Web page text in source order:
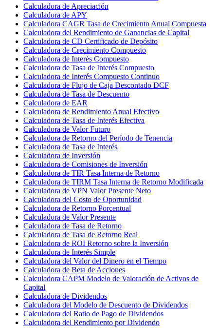
Calculadora de Apreciación
Calculadora de APY
Calculadora CAGR Tasa de Crecimiento Anual Compuesta
Calculadora del Rendimiento de Ganancias de Capital
Calculadora de CD Certificado de Depósito
Calculadora de Crecimiento Compuesto
Calculadora de Interés Compuesto
Calculadora de Tasa de Interés Compuesto
Calculadora de Interés Compuesto Continuo
Calculadora de Flujo de Caja Descontado DCF
Calculadora de Tasa de Descuento
Calculadora de EAR
Calculadora de Rendimiento Anual Efectivo
Calculadora de Tasa de Interés Efectiva
Calculadora de Valor Futuro
Calculadora de Retorno del Período de Tenencia
Calculadora de Tasa de Interés
Calculadora de Inversión
Calculadora de Comisiones de Inversión
Calculadora de TIR Tasa Interna de Retorno
Calculadora de TIRM Tasa Interna de Retorno Modificada
Calculadora de VPN Valor Presente Neto
Calculadora del Costo de Oportunidad
Calculadora de Retorno Porcentual
Calculadora de Valor Presente
Calculadora de Tasa de Retorno
Calculadora de Tasa de Retorno Real
Calculadora de ROI Retorno sobre la Inversión
Calculadora de Interés Simple
Calculadora del Valor del Dinero en el Tiempo
Calculadora de Beta de Acciones
Calculadora CAPM Modelo de Valoración de Activos de
Capital
Calculadora de Dividendos
Calculadora del Modelo de Descuento de Dividendos
Calculadora del Ratio de Pago de Dividendos
Calculadora del Rendimiento por Dividendo